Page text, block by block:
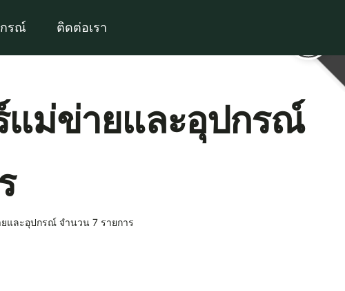
กรณ์ ติดต่อเรา
แม่ข่ายและอุปกรณ์
และอุปกรณ์ จำนวน 7 รายการ